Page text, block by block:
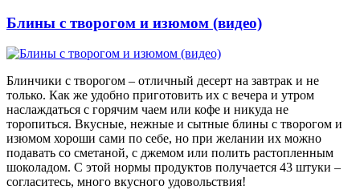
Блины с творогом и изюмом (видео)
Блинчики с творогом – отличный десерт на завтрак и не
только. Как же удобно приготовить их с вечера и утром
наслаждаться с горячим чаем или кофе и никуда не
торопиться. Вкусные, нежные и сытные блины с творогом и
изюмом хороши сами по себе, но при желании их можно
подавать со сметаной, с джемом или полить растопленным
шоколадом. С этой нормы продуктов получается 43 штуки –
согласитесь, много вкусного удовольствия!